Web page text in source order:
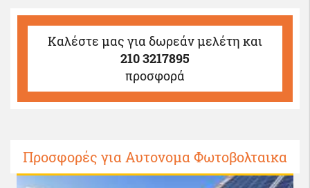
Καλέστε μας
210 3217895
για δωρεάν μελέτη και
προσφορά
Προσφορές για Αυτονομα Φωτοβολταικα